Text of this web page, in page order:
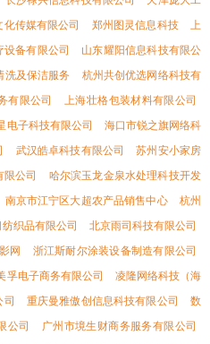
传媒有限公司 郑州图灵信息科技
上
备有限公司
山东耀阳信息科技有限公
洗及保洁服务
杭州共创优选网络科技有
有限公司
上海壮格包装材料有限公司
电子科技有限公司
海口市锐之旗网络科
武汉皓卓科技有限公司
苏州安小家房
限公司
哈尔滨玉龙金泉水处理科技开发
南京市江宁区大超农产品销售中心
杭州
织品有限公司
北京雨司科技有限公司
网
浙江斯耐尔涂装设备制造有限公司
孚电子商务有限公司
凌隆网络科技（海
重庆曼雅傲创信息科技有限公司
数
公司
广州市境生财商务服务有限公司